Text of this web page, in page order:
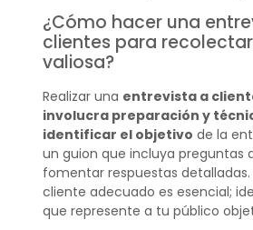
¿Cómo hacer una
clientes para
valiosa?
Realizar una entrevista a
involucra preparación y
identificar el objetivo de la
un guion que incluya preguntas
fomentar respuestas detalladas.
cliente adecuado es esencial;
que represente a tu público